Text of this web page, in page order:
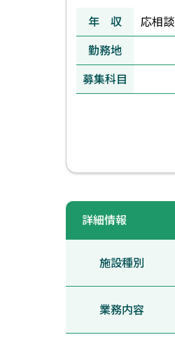
年 収
応相談
勤務地
募集科目
詳細情報
施設種別
業務内容